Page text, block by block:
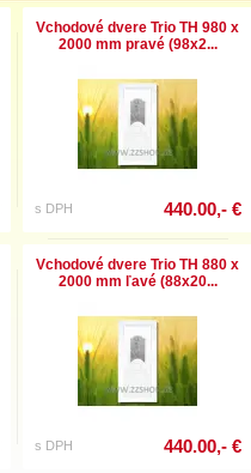
Vchodové dvere Trio TH 980 x
2000 mm pravé (98x2...
s DPH 440.00,- €
Vchodové dvere Trio TH 880 x
2000 mm ľavé (88x20...
s DPH 440.00,- €